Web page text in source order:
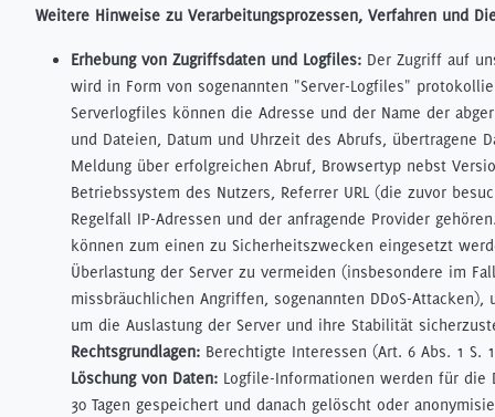
Weitere Hinweise zu Verarbeitungsprozessen, Verfahren und
Erhebung von Zugriffsdaten und Logfiles: Der Zugriff auf
wird in Form von sogenannten "Server-Logfiles"
Serverlogfiles können die Adresse und der Name der
und Dateien, Datum und Uhrzeit des Abrufs, übertragene
Meldung über erfolgreichen Abruf, Browsertyp nebst
Betriebssystem des Nutzers, Referrer URL (die zuvor
Regelfall IP-Adressen und der anfragende Provider
können zum einen zu Sicherheitszwecken eingesetzt
Überlastung der Server zu vermeiden (insbesondere im
missbräuchlichen Angriffen, sogenannten DDoS-Attacken),
um die Auslastung der Server und ihre Stabilität
Rechtsgrundlagen: Berechtigte Interessen (Art. 6 Abs. 1 S.
Löschung von Daten: Logfile-Informationen werden für die
30 Tagen gespeichert und danach gelöscht oder